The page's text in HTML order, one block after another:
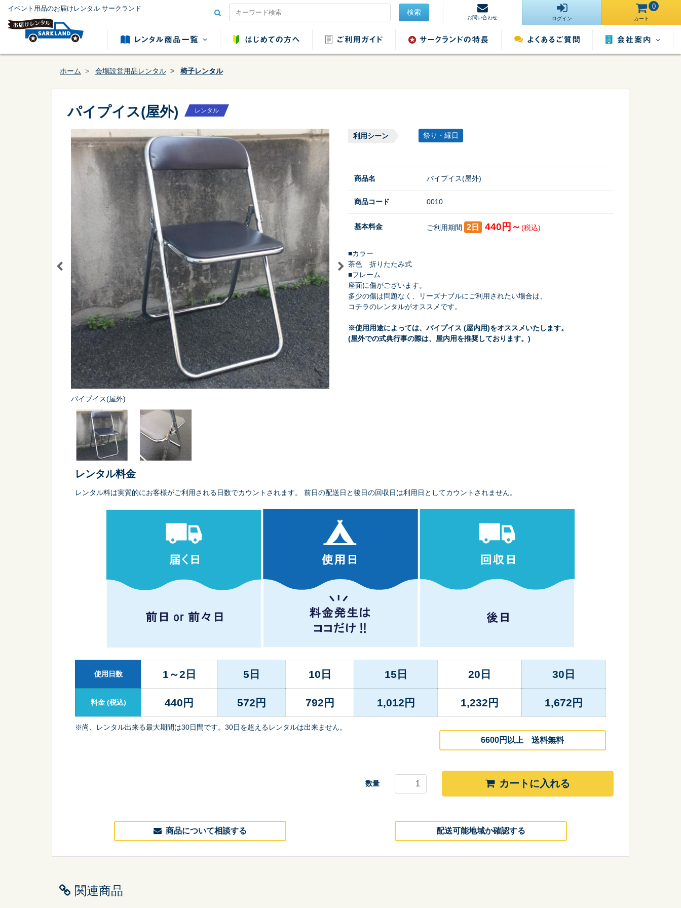
イベント用品のお届けレンタル サークランド
カテゴリー
ル
冷暖房用品レンタル 発電機レンタル
野球・ソフトボール
用品レンタル
シーン
から探す
販促 スポーツ 祭り・縁日 学園祭・文化祭 式典・催事 会議・セミナー
検索
お問い合わせ ログイン カート
0
ホーム 会場設営用品レンタル 椅子レンタル
パイプイス(屋外) レンタル
パイプイス(屋外)
利用シーン 祭り・縁日
商品名 パイプイス(屋外)
商品コード 0010
基本料金 ご利用期間 2日 440円～ (税込)
■カラー
茶色 折りたたみ式
■フレーム
座面に傷がございます。
多少の傷は問題なく、リーズナブルにご利用されたい場合は、
コチラのレンタルがオススメです。
※使用用途によっては、パイプイス (屋内用)をオススメいたします。
(屋外での式典行事の際は、屋内用を推奨しております。)
レンタル料金
レンタル料は実質的にお客様がご利用される日数でカウントされます。 前日の配送日と後日の回収日は利用日としてカウントされません。
使用日数 1～2日 5日 10日 15日 20日 30日
料金 (税込) 440 円 572 円 792 円 1,012 円 1,232 円 1,672 円
※尚、レンタル出来る最大期間は30日間です。30日を超えるレンタルは出来ません。
6600円以上 送料無料
数量 カートに入れる
商品について相談する 配送可能地域か確認する
関連商品